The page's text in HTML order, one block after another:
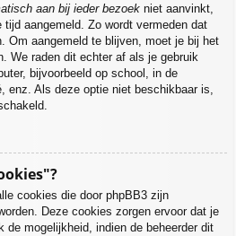
aan bij ieder bezoek niet aanvinkt,
tijd aangemeld. Zo wordt vermeden dat
Om aangemeld te blijven, moet je bij het
We raden dit echter af als je gebruik
bijvoorbeeld op school, in de
enz. Als deze optie niet beschikbaar is,
cookies die door phpBB3 zijn
Deze cookies zorgen ervoor dat je
de mogelijkheid, indien de beheerder dit